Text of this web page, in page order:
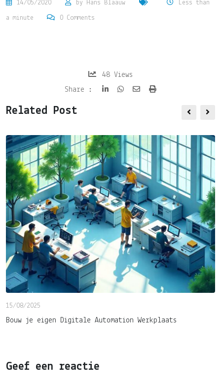
14/05/2020 by Hans Blaauw Less than
a minute 0 Comments
48 Views
Share :
SharePrint
Related Post
15/08/2025
Bouw je eigen Digitale Automation Werkplaats
Geef een reactie